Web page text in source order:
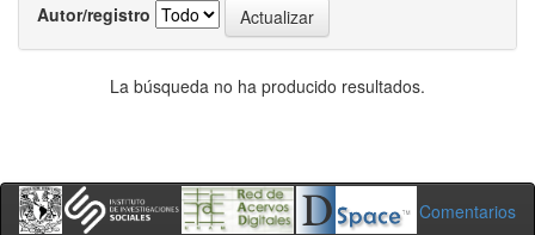
Autor/registro
La búsqueda no ha producido resultados.
Comentarios